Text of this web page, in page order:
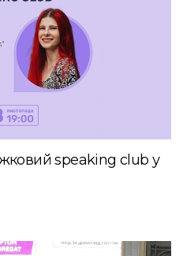
speaking club у